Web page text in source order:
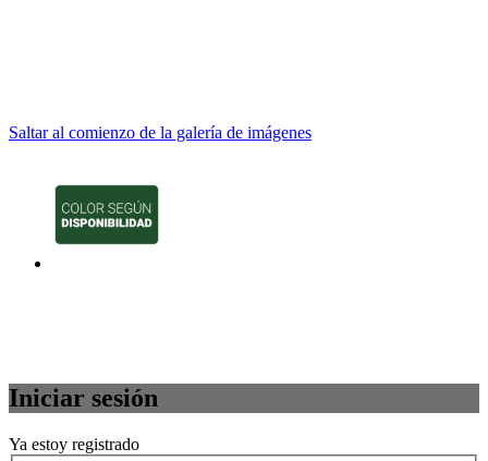
Saltar al comienzo de la galería de imágenes
Iniciar sesión
Ya estoy registrado